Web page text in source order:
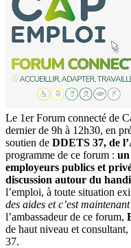
Le 1er Forum connecté de
dernier de 9h à 12h30, en
soutien de DDETS 37, de
programme de ce forum : un
employeurs publics et
discussion autour du
l’emploi, à toute situation
des aides et c’est
l’ambassadeur de ce forum,
de haut niveau et
37.